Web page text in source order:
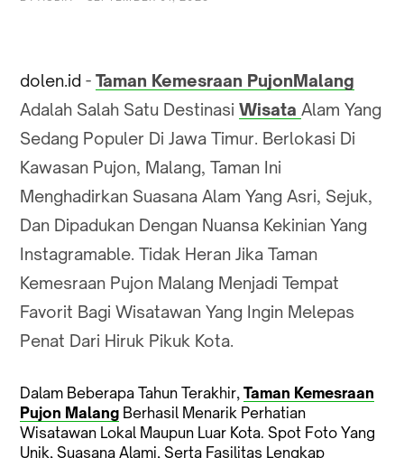
dolen.id - Taman Kemesraan PujonMalang
Adalah Salah Satu Destinasi Wisata Alam Yang
Sedang Populer Di Jawa Timur. Berlokasi Di
Kawasan Pujon, Malang, Taman Ini
Menghadirkan Suasana Alam Yang Asri, Sejuk,
Dan Dipadukan Dengan Nuansa Kekinian Yang
Instagramable. Tidak Heran Jika Taman
Kemesraan Pujon Malang Menjadi Tempat
Favorit Bagi Wisatawan Yang Ingin Melepas
Penat Dari Hiruk Pikuk Kota.
Dalam Beberapa Tahun Terakhir, Taman Kemesraan
Pujon Malang Berhasil Menarik Perhatian
Wisatawan Lokal Maupun Luar Kota. Spot Foto Yang
Unik, Suasana Alami, Serta Fasilitas Lengkap